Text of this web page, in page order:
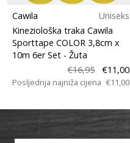
Cawila
Uniseks
Kineziološka traka Cawila
Sporttape COLOR 3,8cm x
10m 6er Set - Žuta
€16,95
€11,00
Posljednja najniža cijena €11,00